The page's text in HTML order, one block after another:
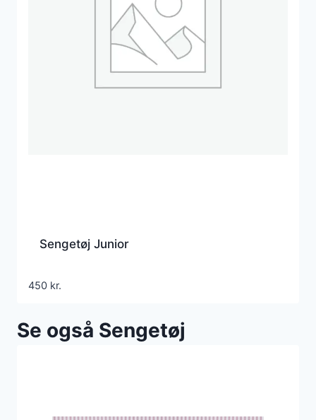
Sengetøj Junior
450 kr.
Se også Sengetøj